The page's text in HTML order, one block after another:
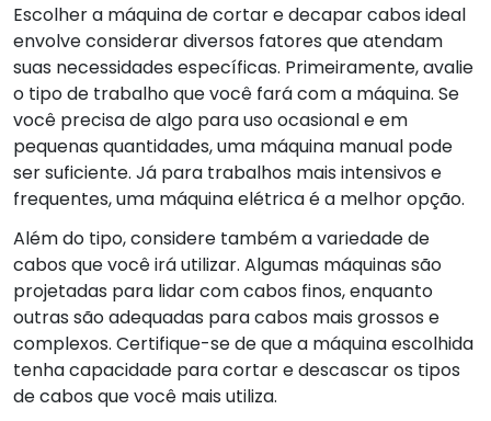
Escolher a máquina de cortar e decapar cabos ideal
envolve considerar diversos fatores que atendam
suas necessidades específicas. Primeiramente, avalie
o tipo de trabalho que você fará com a máquina. Se
você precisa de algo para uso ocasional e em
pequenas quantidades, uma máquina manual pode
ser suficiente. Já para trabalhos mais intensivos e
frequentes, uma máquina elétrica é a melhor opção.
Além do tipo, considere também a variedade de
cabos que você irá utilizar. Algumas máquinas são
projetadas para lidar com cabos finos, enquanto
outras são adequadas para cabos mais grossos e
complexos. Certifique-se de que a máquina escolhida
tenha capacidade para cortar e descascar os tipos
de cabos que você mais utiliza.